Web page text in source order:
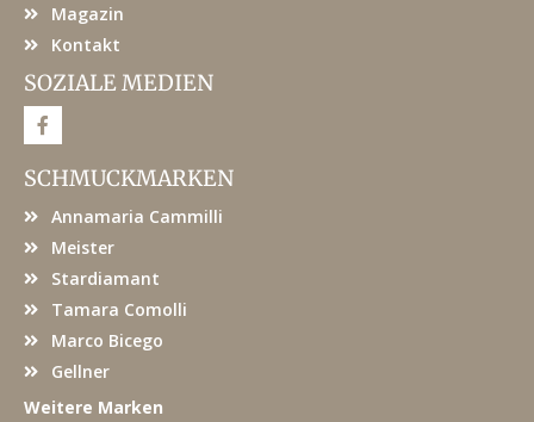
Magazin
Kontakt
SOZIALE MEDIEN
F
a
e
b
o
SCHMUCKMARKEN
Annamaria Cammilli
Meister
Stardiamant
Tamara Comolli
Marco Bicego
Gellner
Weitere Marken